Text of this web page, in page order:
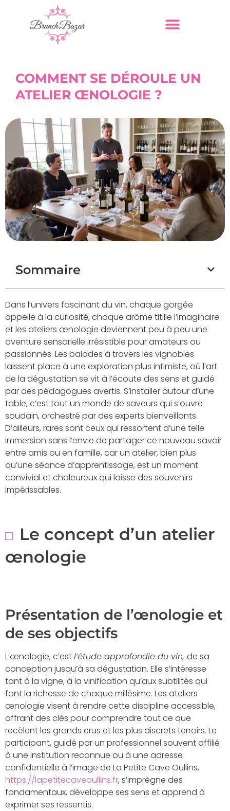
COMMENT SE DÉROULE UN
ATELIER ŒNOLOGIE ?
Sommaire
Dans l’univers fascinant du vin, chaque gorgée
appelle à la curiosité, chaque arôme titille l’imaginaire
et les ateliers œnologie deviennent peu à peu une
aventure sensorielle irrésistible pour amateurs ou
passionnés. Les balades à travers les vignobles
laissent place à une exploration plus intimiste, où l’art
de la dégustation se vit à l’écoute des sens et guidé
par des pédagogues avertis. S’installer autour d’une
table, c’est tout un monde de saveurs qui s’ouvre
soudain, orchestré par des experts bienveillants.
D’ailleurs, rares sont ceux qui ressortent d’une telle
immersion sans l’envie de partager ce nouveau savoir
entre amis ou en famille, car un atelier, bien plus
qu’une séance d’apprentissage, est un moment
convivial et chaleureux qui laisse des souvenirs
impérissables.
Le concept d’un atelier
œnologie
Présentation de l’œnologie et
de ses objectifs
L’œnologie, c’estl’étude approfondie du vin, de sa
conception jusqu’à sa dégustation. Elle s’intéresse
tant à la vigne, à la vinification qu’aux subtilités qui
font la richesse de chaque millésime. Les ateliers
œnologie visent à rendre cette discipline accessible,
offrant des clés pour comprendre tout ce que
recèlent les grands crus et les plus discrets terroirs. Le
participant, guidé par un professionnel souvent affilié
à une institution reconnue ou à une adresse
confidentielle à l’image de La Petite Cave Oullins,
https://lapetitecaveoullins.fr, s’imprègne des
fondamentaux, développe ses sens et apprend à
exprimer ses ressentis.